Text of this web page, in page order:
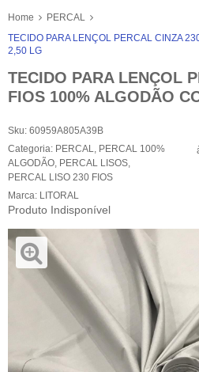
Home
PERCAL
TECIDO PARA LENÇOL PERCAL CINZA
2,50 LG
TECIDO PARA LENÇOL
FIOS 100% ALGODÃO
Sku: 60959A805A39B
Categoria: PERCAL, PERCAL 100%
ALGODÃO, PERCAL LISOS,
PERCAL LISO 230 FIOS
Marca: LITORAL
Produto Indisponível